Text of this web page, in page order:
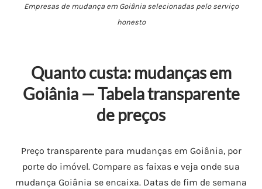
Empresas de mudança em Goiânia selecionadas pelo serviço
honesto
Quanto custa: mudanças em
Goiânia — Tabela transparente
de preços
Preço transparente para mudanças em Goiânia, por
porte do imóvel. Compare as faixas e veja onde sua
mudança Goiânia se encaixa. Datas de fim de semana